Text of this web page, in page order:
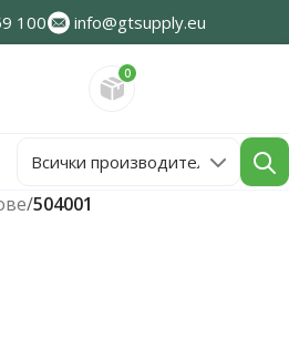
100 info@gtsupply.eu
0
/504001